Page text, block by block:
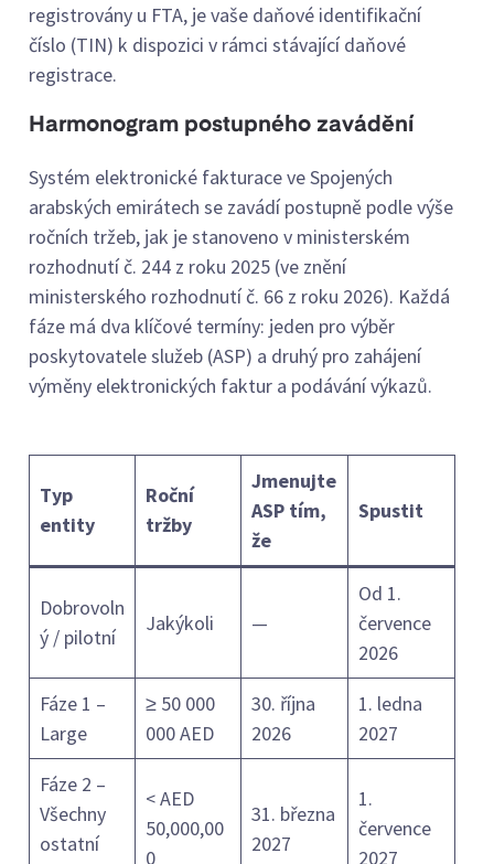
registrovány u FTA, je vaše daňové identifikační
číslo (TIN) k dispozici v rámci stávající daňové
registrace.
Harmonogram postupného zavádění
Systém elektronické fakturace ve Spojených
arabských emirátech se zavádí postupně podle výše
ročních tržeb, jak je stanoveno v ministerském
rozhodnutí č. 244 z roku 2025 (ve znění
ministerského rozhodnutí č. 66 z roku 2026). Každá
fáze má dva klíčové termíny: jeden pro výběr
poskytovatele služeb (ASP) a druhý pro zahájení
výměny elektronických faktur a podávání výkazů.
Typ
entity
Roční
tržby
Jmenujte
ASP tím,
že
Spustit
Dobrovoln
ý / pilotní
Jakýkoli —
Od 1.
července
2026
Fáze 1 –
Large
≥ 50 000
000 AED
30. října
2026
1. ledna
2027
Fáze 2 –
Všechny
ostatní
< AED
50,000,00
0
31. března
2027
1.
července
2027